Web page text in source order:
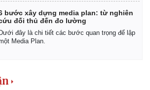
bước xây dựng media plan: từ nghiên
đối thủ đến đo lường
đây là chi tiết các bước quan trọng để lập
Media Plan.